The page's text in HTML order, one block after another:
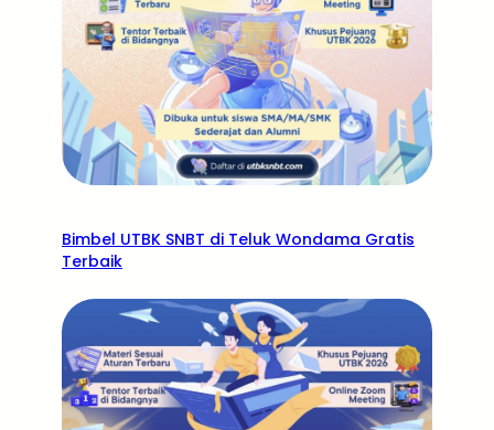
Bimbel UTBK SNBT di Teluk Wondama Gratis
Terbaik